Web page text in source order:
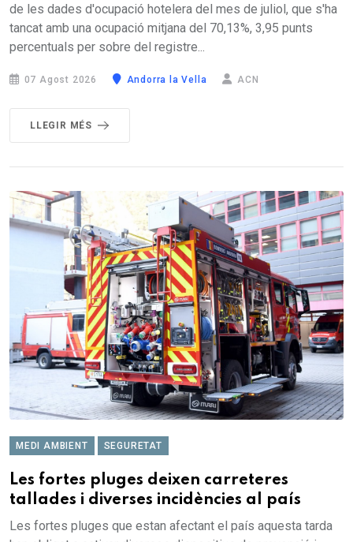
de les dades d'ocupació hotelera del mes de juliol, que s'ha
tancat amb una ocupació mitjana del 70,13%, 3,95 punts
percentuals per sobre del registre...
07 Agost 2026 Andorra la Vella ACN
LLEGIR MÉS
MEDI AMBIENT SEGURETAT
Les fortes pluges deixen carreteres
tallades i diverses incidències al país
Les fortes pluges que estan afectant el país aquesta tarda